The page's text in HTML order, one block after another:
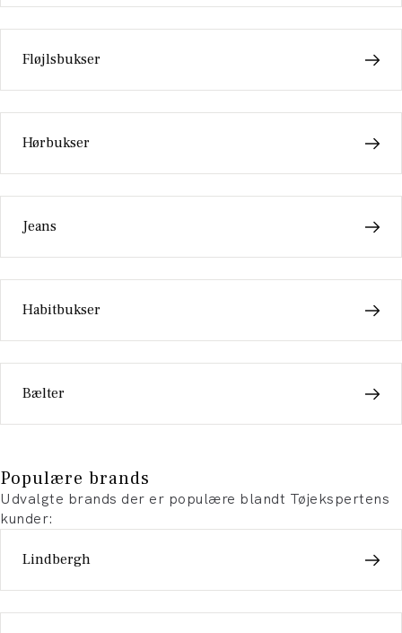
Fløjlsbukser
Hørbukser
Jeans
Habitbukser
Bælter
Populære brands
Udvalgte brands der er populære blandt Tøjekspertens
kunder:
Lindbergh